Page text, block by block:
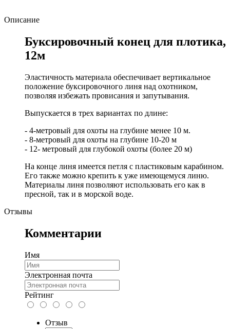
Описание
Буксировочный конец для плотика,
12м
Эластичность материала обеспечивает вертикальное
положение буксировочного линя над охотником,
позволяя избежать провисания и запутывания.
Выпускается в трех вариантах по длине:
- 4-метровый для охоты на глубине менее 10 м.
- 8-метровый для охоты на глубине 10-20 м
- 12- метровый для глубокой охоты (более 20 м)
На конце линя имеется петля с пластиковым карабином.
Его также можно крепить к уже имеющемуся линю.
Материалы линя позволяют использовать его как в
пресной, так и в морской воде.
Отзывы
Комментарии
Имя
Электронная почта
Рейтинг
Отзыв